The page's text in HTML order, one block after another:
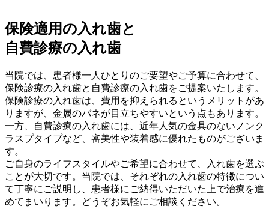
保険適用の入れ歯と
自費診療の入れ歯
当院では、患者様一人ひとりのご要望やご予算に合わせて、
保険診療の入れ歯と自費診療の入れ歯をご提案いたします。
保険診療の入れ歯は、費用を抑えられるというメリットがあ
りますが、金属のバネが目立ちやすいという点もあります。
一方、自費診療の入れ歯には、近年人気の金具のないノンク
ラスプタイプなど、審美性や装着感に優れたものがございま
す。
ご自身のライフスタイルやご希望に合わせて、入れ歯を選ぶ
ことが大切です。当院では、それぞれの入れ歯の特徴につい
て丁寧にご説明し、患者様にご納得いただいた上で治療を進
めてまいります。どうぞお気軽にご相談ください。